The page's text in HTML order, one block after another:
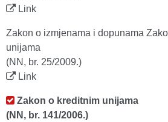
Link
Zakon o izmjenama i dopunama
unijama
(NN, br. 25/2009.)
Link
Zakon o kreditnim unijama
(NN, br. 141/2006.)